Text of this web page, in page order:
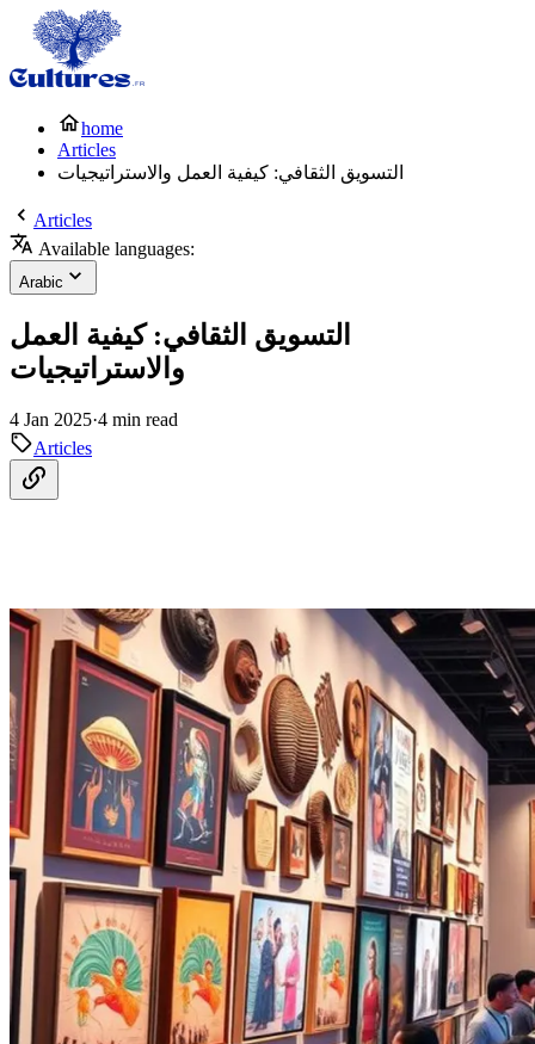
home
Articles
التسويق الثقافي: كيفية العمل والاستراتيجيات
Articles
Available languages:
Arabic
التسويق الثقافي: كيفية العمل
والاستراتيجيات
4 Jan 2025·4 min read
Articles